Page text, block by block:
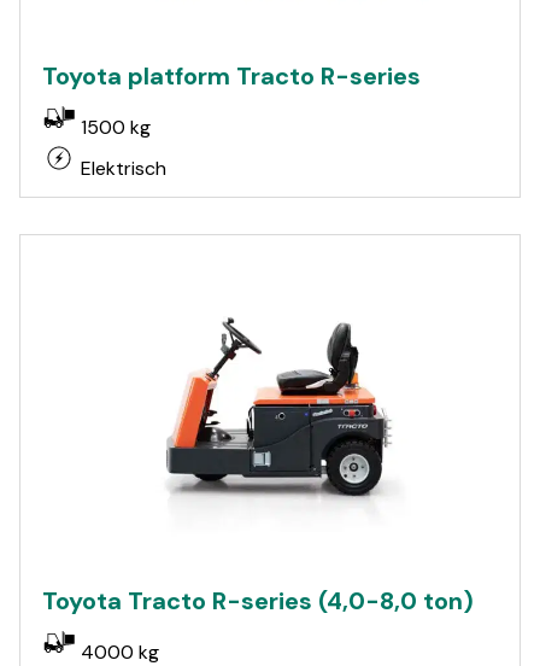
Toyota platform Tracto R-series
1500 kg
Elektrisch
Toyota Tracto R-series (4,0-8,0 ton)
4000 kg